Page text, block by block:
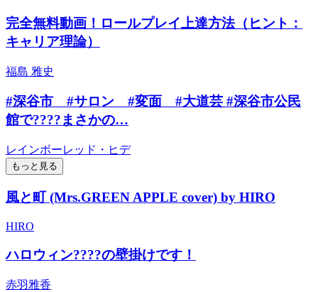
完全無料動画！ロールプレイ上達方法（ヒント：
キャリア理論）
福島 雅史
#深谷市 #サロン #変面 #大道芸 #深谷市公民
館で????まさかの…
レインボーレッド・ヒデ
もっと見る
風と町 (Mrs.GREEN APPLE cover) by HIRO
HIRO
ハロウィン????の壁掛けです！
赤羽雅香